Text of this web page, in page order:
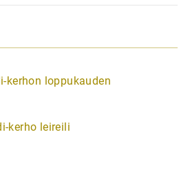
kerhon loppukauden
kerho leireili